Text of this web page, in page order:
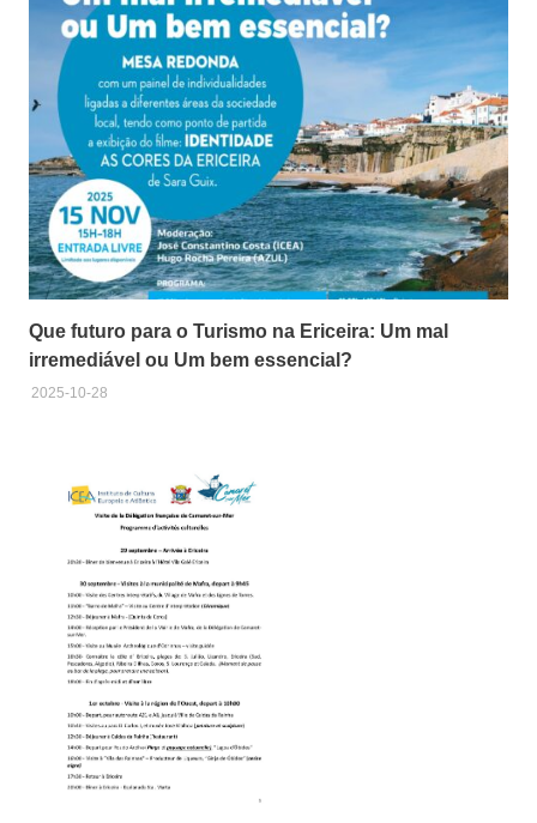
Que futuro para o Turismo na Ericeira: Um mal
irremediável ou Um bem essencial?
2025-10-28